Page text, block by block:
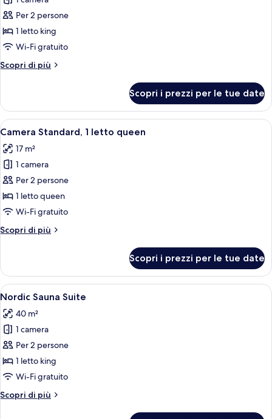
per
Camera
Standard,
letto
Per 2 persone
1 letto king
Wi-Fi gratuito
Scopri di più
Altri
Standard,
letto
Scopri i prezzi per le tue date
Apri
tutte
le
foto
per
Camera
Standard,
letto
Camera d'albergo con un letto
5
Camera Standard, 1 letto queen
17 m²
1 camera
Per 2 persone
1 letto queen
Wi-Fi gratuito
Scopri di più
Altri
Standard,
letto
Scopri i prezzi per le tue date
Apri
tutte
le
foto
per
Nordic
Sauna
Una camera d'albergo moderna
6
Nordic Sauna Suite
40 m²
1 camera
Per 2 persone
1 letto king
Wi-Fi gratuito
Scopri di più
Altri